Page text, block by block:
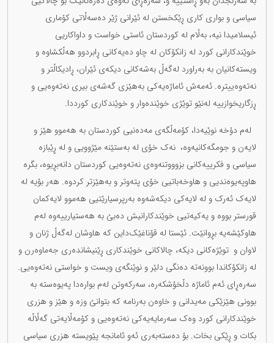
سیاسی و بواری کاری ڕێکخستن لە ئێرانی ژێر دەسەڵاتی کۆماری
ئیسلامیدا نیە، بەڵام لە کوردستان ئاستی خواست و داواکاریی
خوێندکارانی کورد لە زانکۆکان لە چاو دەیەکانی ڕابردوو هەڵکشاوە و
ویستەکانیان بە بەراورد لەگەڵ بەشەکانی دیکەی ئێران، ڕادیکاڵتر و
نەتەوەییترە. ئەمەش ئاماژەیەکی بەهێزی گەشەی بیری نەتەوەیی و
ڕزگاریخوازییە لەنێو توێژی خوێندەوار و خوێندکاری کورددا.
لەم دۆخە نوێیەدا، کۆمەڵگەی مەدەنیی کوردستان بە هەموو هێز و
لایەن و جومگەکانیەوە، نەک خۆی لە بەستێنە مێژوویی و لە ڕێبازە
سیاسی و فکرییەکانی بزوووتنەوەی نەتەوەیی کوردستان دانەبڕیوە، بگرە
هاوپەیوەندیی و هاوخەباتیی خۆی پتەوتر و بەهێزتر کردوە. هەر بۆیە لە
لایەک ئەرک و لە لایەکی دیکەشەوە بەرپرسیارێتیی هەموو لایەکمان
قورستر بووە و یەکیەتیی خوێندکارانیش دەبێ بە هەستیارییەوە لەم
هاوکێشەیە بڕوانێت. ئێستا لە قۆناغێک‌داین کە هاوشان لەگەڵ ژنان و
لاوان و توێژەکانی دیکە، چالاکانی خوێندکاری ڕێنیشاندەری جەماوەرن و
لە زانکۆکاندا بوونەتە دەنگی دلێر و نوێنگەی ویست و خواستی نەتەوەیی.
سەرەڕای ئەم ئاماژە دڵخۆشکەرە، سەرکەوتن لەم بوارەدا پەیوەستە بە
بوونی هێزێکی مەیدانی و خاوەن بەرنامە کە بتوانێ وزە و هێز و هزری
خوێندکارانی کورد وەک سەرمایەیەکی نەتەوەیی و کۆمەڵایەتی گەڵاڵە
بکات و ڕێکی بخات. بۆ دەستەبەری ئەو ئامانجە پێویستە هزری سیاسی